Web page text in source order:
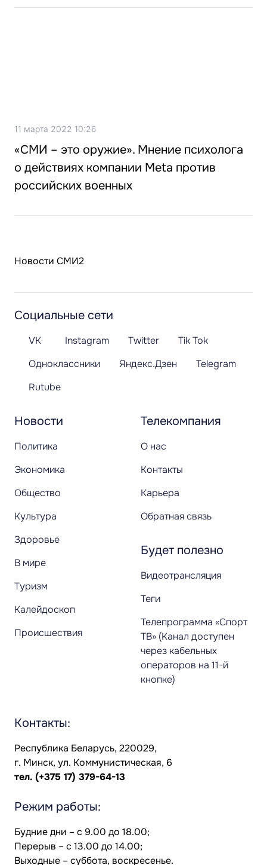
11 марта 2022 10:26
«СМИ – это оружие». Мнение психолога
о действиях компании Meta против
российских военных
Новости СМИ2
Новости
Политика
Экономика
Общество
Культура
Здоровье
В мире
Туризм
Калейдоскоп
Происшествия
Телекомпания
О нас
Контакты
Карьера
Обратная связь
Будет полезно
Видеотрансляция
Теги
Телепрограмма «Спорт
ТВ» (Канал доступен
через кабельных
операторов на 11-й
кнопке)
Социальные сети
VK Instagram Twitter
Tik Tok
Одноклассники
Яндекс.Дзен
Telegram
Rutube
Контакты:
Республика Беларусь, 220029,
г. Минск, ул. Коммунистическая, 6
тел. (+375 17) 379-64-13
Режим работы:
Будние дни – с 9.00 до 18.00;
Перерыв – с 13.00 до 14.00;
Выходные – суббота, воскресенье.